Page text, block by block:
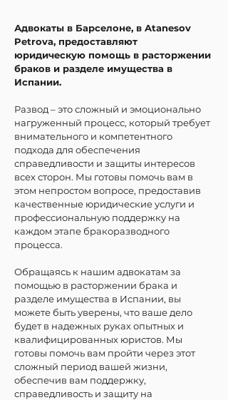
Адвокаты в Барселоне, в Atanesov
Petrova, предоставляют
юридическую помощь в расторжении
браков и разделе имущества в
Испании.
Развод – это сложный и эмоционально
нагруженный процесс, который требует
внимательного и компетентного
подхода для обеспечения
справедливости и защиты интересов
всех сторон. Мы готовы помочь вам в
этом непростом вопросе, предоставив
качественные юридические услуги и
профессиональную поддержку на
каждом этапе бракоразводного
процесса.
Обращаясь к нашим адвокатам за
помощью в расторжении брака и
разделе имущества в Испании, вы
можете быть уверены, что ваше дело
будет в надежных руках опытных и
квалифицированных юристов. Мы
готовы помочь вам пройти через этот
сложный период вашей жизни,
обеспечив вам поддержку,
справедливость и защиту на